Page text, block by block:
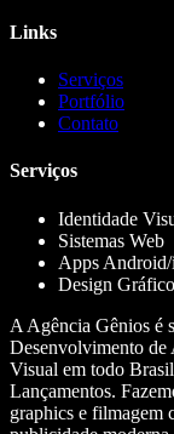
Links
Serviços
Portfólio
Contato
Serviços
Identidade
Sistemas Web
Apps
Design Gráfico
A Agência Gênios é
Desenvolvimento de
Visual em todo
Lançamentos.
graphics e filmagem